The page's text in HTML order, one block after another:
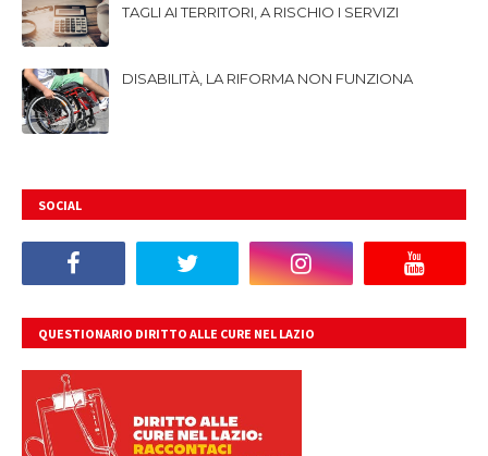
TAGLI AI TERRITORI, A RISCHIO I SERVIZI
DISABILITÀ, LA RIFORMA NON FUNZIONA
SOCIAL
QUESTIONARIO DIRITTO ALLE CURE NEL LAZIO